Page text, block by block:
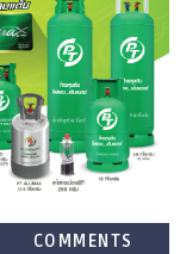
COMMENTS